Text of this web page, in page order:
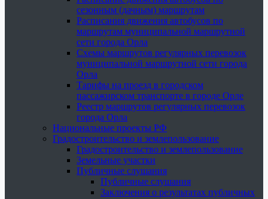
сезонным (дачным) маршрутам
Расписания движения автобусов по
маршрутам муниципальной маршрутной
сети города Орла
Схемы маршрутов регулярных перевозок
муниципальной маршрутной сети города
Орла
Тарифы на проезд в городском
пассажирском транспорте в городе Орле
Реестр маршрутов регулярных перевозок
города Орла
Национальные проекты РФ
Градостроительство и землепользование
Градостроительство и землепользование
Земельные участки
Публичные слушания
Публичные слушания
Заключения о результатах публичных